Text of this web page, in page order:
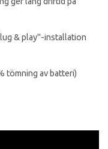
& play"-installation
tömning av batteri)